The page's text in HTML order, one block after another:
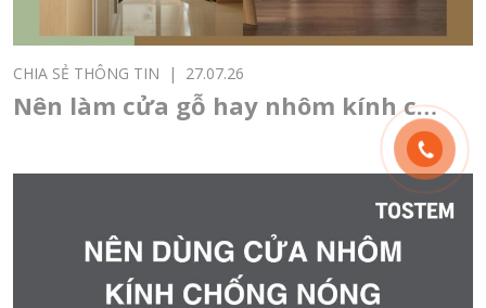
CHIA SẺ THÔNG TIN | 27.07.26
Nên làm cửa gỗ hay nhôm kính cho
cửa chính, cửa thông phòng, cửa
sổ?